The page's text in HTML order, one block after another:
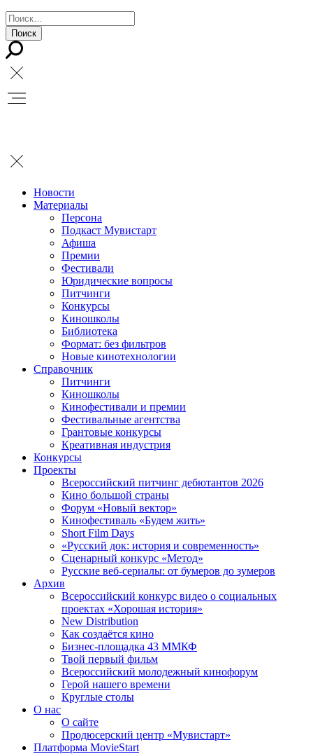
Новости
Материалы
Персона
Подкаст Мувистарт
Афиша
Премии
Фестивали
Юридические вопросы
Питчинги
Конкурсы
Киношколы
Библиотека
Формат: без фильтров
Новые кинотехнологии
Справочник
Питчинги
Киношколы
Кинофестивали и премии
Фестивальные агентства
Грантовые конкурсы
Креативная индустрия
Конкурсы
Проекты
Всероссийский питчинг дебютантов 2026
Кино большой страны
Форум «Новый вектор»
Кинофестиваль «Будем жить»
Short Film Days
«Русский док: история и современность»
Сценарный конкурс «Метод»
Русские веб-сериалы: от бумеров до зумеров
Архив
Всероссийский конкурс видео о социальных
проектах «Хорошая история»
New Distribution
Как создаётся кино
Бизнес-площадка 43 ММКФ
Твой первый фильм
Всероссийский молодежный кинофорум
Герой нашего времени
Круглые столы
О нас
О сайте
Продюсерский центр «Мувистарт»
Платформа MovieStart